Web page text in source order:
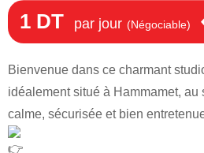
1 DT par jour (Négociable)
Bienvenue dans ce charmant
idéalement situé à Hammamet, au
calme, sécurisée et bien